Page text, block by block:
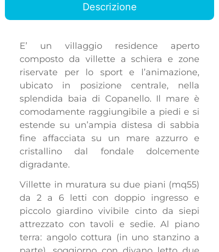
Descrizione
E’ un villaggio residence aperto
composto da villette a schiera e zone
riservate per lo sport e l’animazione,
ubicato in posizione centrale, nella
splendida baia di Copanello. Il mare è
comodamente raggiungibile a piedi e si
estende su un’ampia distesa di sabbia
fine affacciata su un mare azzurro e
cristallino dal fondale dolcemente
digradante.
Villette in muratura su due piani (mq55)
da 2 a 6 letti con doppio ingresso e
piccolo giardino vivibile cinto da siepi
attrezzato con tavoli e sedie. Al piano
terra: angolo cottura (in uno stanzino a